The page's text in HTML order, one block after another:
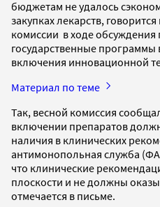
бюджетам не удалось
закупках лекарств,
комиссии в ходе обсуждения
государственные
включения инновационной
Материал по теме
Так, весной комиссия
включении препаратов
наличия в клинических
антимонопольная служба
что клинические
плоскости и не должны
отмечается в письме.